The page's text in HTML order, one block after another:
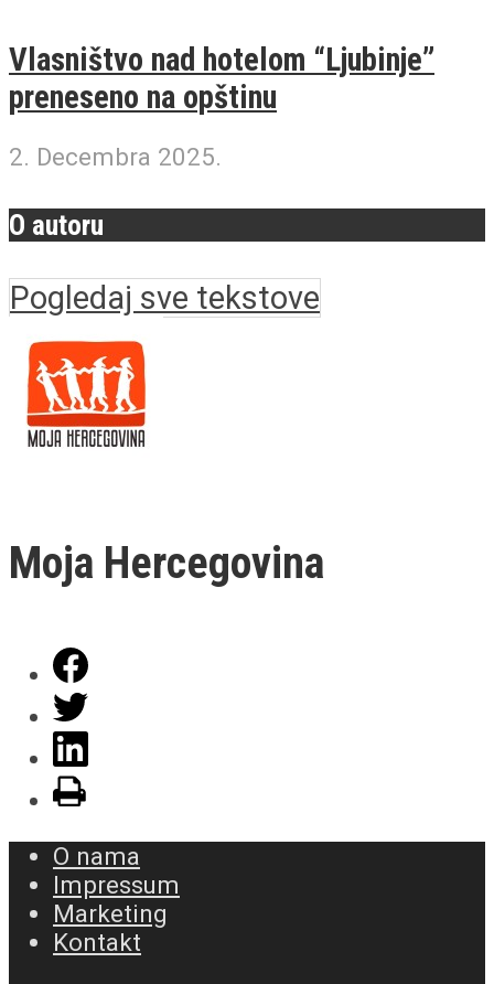
Vlasništvo nad hotelom “Ljubinje”
preneseno na opštinu
2. Decembra 2025.
O autoru
Pogledaj sve tekstove
Moja Hercegovina
O nama
Impressum
Marketing
Kontakt